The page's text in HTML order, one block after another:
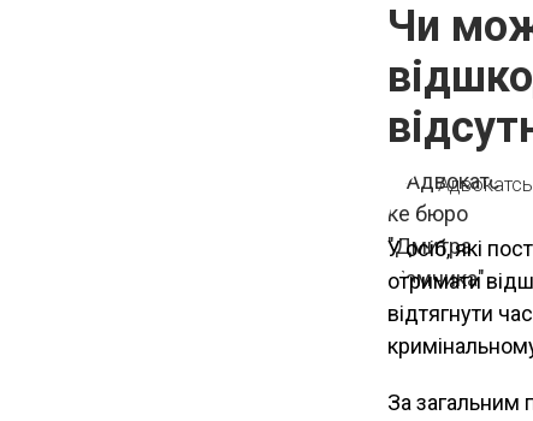
Чи
У осіб, які
отримати
відтягнути
За загальним